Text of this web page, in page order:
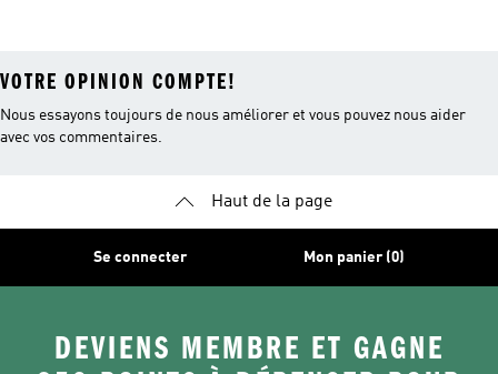
VOTRE OPINION COMPTE!
Nous essayons toujours de nous améliorer et vous pouvez nous aider
avec vos commentaires.
Haut de la page
Se connecter Mon panier (0)
DEVIENS MEMBRE ET GAGNE